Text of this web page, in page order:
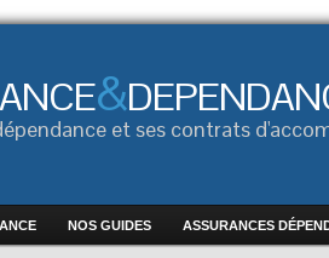
&
et ses contrats
NOS GUIDES ASSURANCES